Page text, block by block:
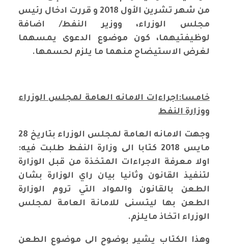
من شهر تشرين الأول 2018 و قررت ادخال رئيس
مجلس الوزراء، ووزير النفط/ اضافة
لوظيفتيهما، كون موضوع الدعوى يمسهما
لغرض الاستيضاح منهما ما يلزم لحسمها.
خامسا:اجراءات الامانه العامة لمجلس الوزراء
ووزارة النفط
وجهت الامانه العامة لمجلس الوزراء بتاريخ 28
مايس 2018 كتابا الى وزارة النفط طلبت فيه:
اولا معرفة الاجراءات المتخذة من قبل الوزارة
لتنفيذ القانون وثانيا بيان راي الوزارة بشان
الطعن بالقانون والمواد التي تروم الوزارة
الطعن بها ليتسنى للامانة العامة لمجلس
الوزراء اتخاذ مايلزم.
وهذا الكتاب يشير بوضوح الى موضوع الطعن